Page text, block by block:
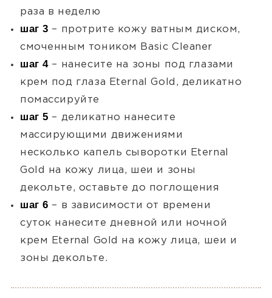
раза в неделю
шаг 3 – протрите кожу ватным диском,
смоченным тоником Basic Cleaner
шаг 4– нанесите на зоны под глазами
крем под глаза Eternal Gold, деликатно
помассируйте
шаг 5 – деликатно нанесите
массирующими движениями
несколько капель сыворотки Eternal
Gold на кожу лица, шеи и зоны
декольте, оставьте до поглощения
шаг 6 – в зависимости от времени
суток нанесите дневной или ночной
крем Eternal Gold на кожу лица, шеи и
зоны декольте.